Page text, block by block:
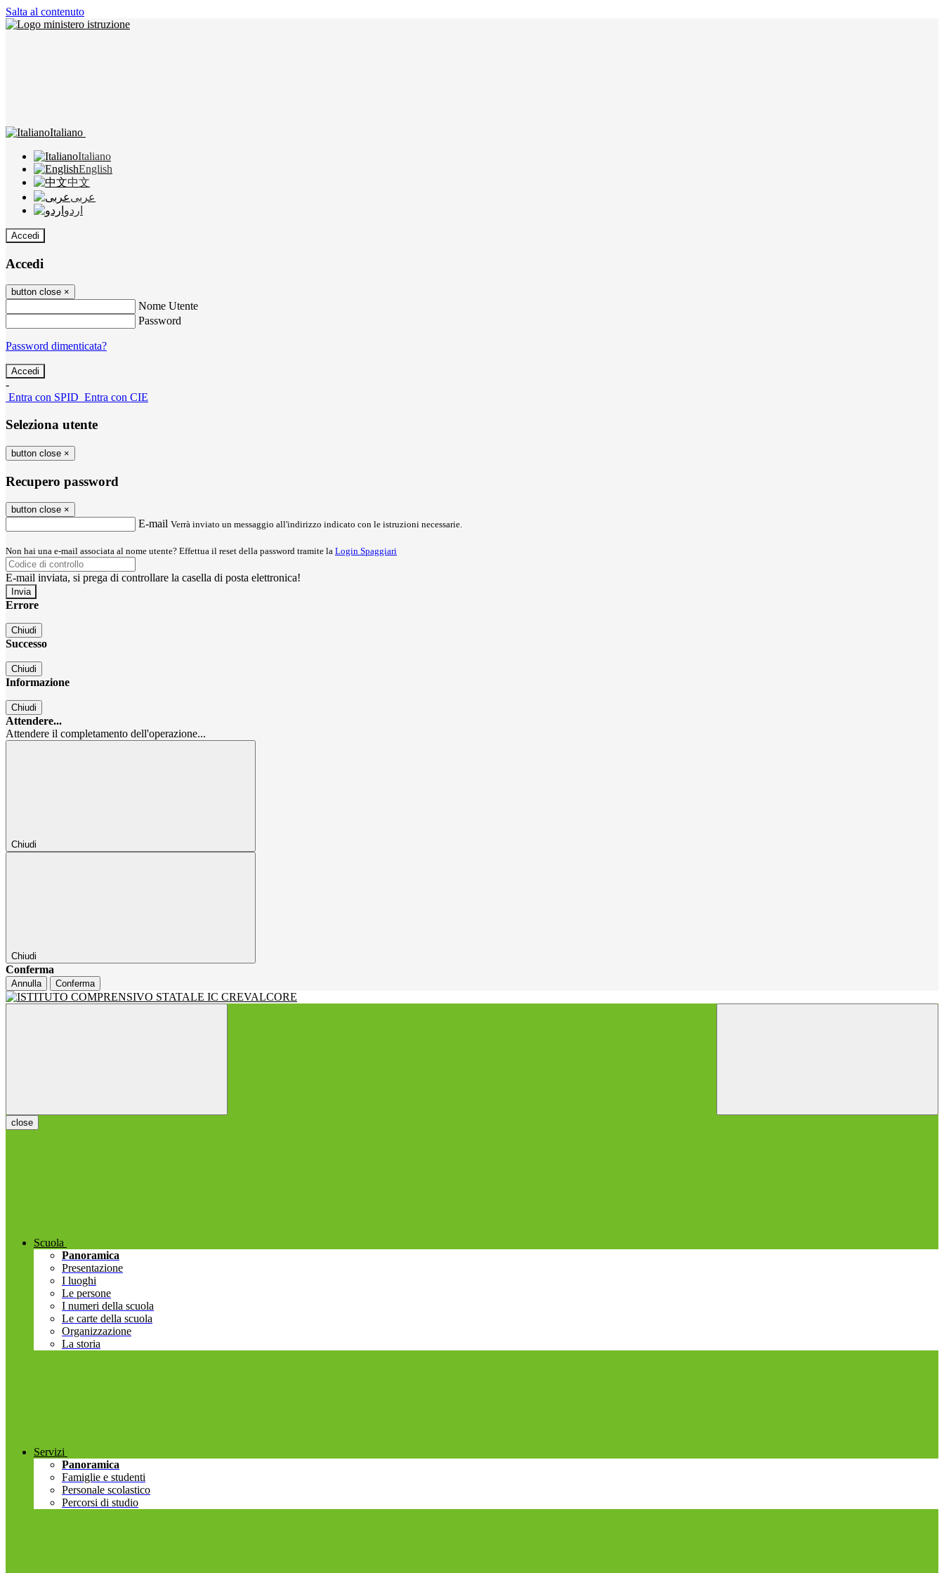
Salta al contenuto
Italiano
Italiano
English
中文
عربى
اردو
Accedi
Accedi
button close ×
Nome Utente
Password
Password dimenticata?
-
Entra con SPID Entra con CIE
Seleziona utente
button close ×
Recupero password
button close ×
E-mail Verrà inviato un messaggio all'indirizzo indicato con le istruzioni necessarie.
Non hai una e-mail associata al nome utente? Effettua il reset della password tramite la Login Spaggiari
E-mail inviata, si prega di controllare la casella di posta elettronica!
Errore
Chiudi
Successo
Chiudi
Informazione
Chiudi
Attendere...
Attendere il completamento dell'operazione...
Chiudi
Chiudi
Conferma
Annulla Conferma
close
Scuola
Panoramica
Presentazione
I luoghi
Le persone
I numeri della scuola
Le carte della scuola
Organizzazione
La storia
Servizi
Panoramica
Famiglie e studenti
Personale scolastico
Percorsi di studio